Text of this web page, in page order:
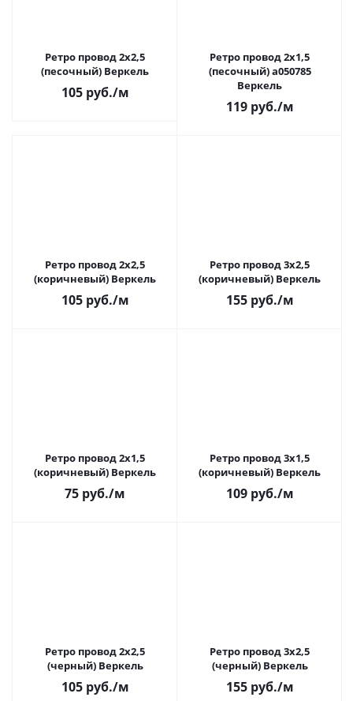
Ретро провод 2х2,5
(песочный) Веркель
105руб./м
Ретро провод 2х1,5
(песочный) a050785
Веркель
119руб./м
Ретро провод 2х2,5
(коричневый) Веркель
105руб./м
Ретро провод 3х2,5
(коричневый) Веркель
155руб./м
Ретро провод 2х1,5
(коричневый) Веркель
75 руб./м
Ретро провод 3х1,5
(коричневый) Веркель
109руб./м
Ретро провод 2х2,5
(черный) Веркель
105руб./м
Ретро провод 3х2,5
(черный) Веркель
155руб./м